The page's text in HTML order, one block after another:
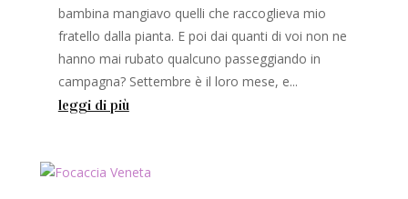
bambina mangiavo quelli che raccoglieva mio
fratello dalla pianta. E poi dai quanti di voi non ne
hanno mai rubato qualcuno passeggiando in
campagna? Settembre è il loro mese, e...
leggi di più